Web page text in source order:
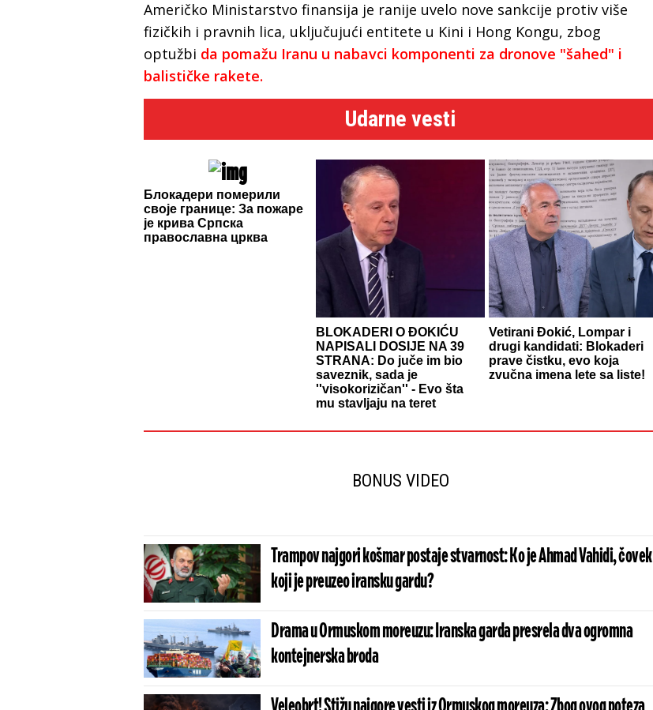
Američko Ministarstvo finansija je ranije uvelo nove sankcije protiv više
fizičkih i pravnih lica, uključujući entitete u Kini i Hong Kongu, zbog
optužbi da pomažu Iranu u nabavci komponenti za dronove "šahed" i
balističke rakete.
Udarne vesti
Блокадери померили
своје границе: За пожаре
је крива Српска
православна црква
BLOKADERI O ĐOKIĆU
NAPISALI DOSIJE NA 39
STRANA: Do juče im bio
saveznik, sada je
''visokorizičan'' - Evo šta
mu stavljaju na teret
Vetirani Đokić, Lompar i
drugi kandidati: Blokaderi
prave čistku, evo koja
zvučna imena lete sa liste!
BONUS VIDEO
Trampov najgori košmar postaje stvarnost: Ko je Ahmad Vahidi, čovek
koji je preuzeo iransku gardu?
Drama u Ormuskom moreuzu: Iranska garda presrela dva ogromna
kontejnerska broda